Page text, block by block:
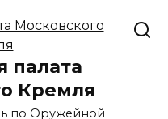
палата
Кремля
по Оружейной